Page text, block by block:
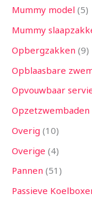
Mummy model 5
Mummy
Opbergzakken 9
Opblaasbare
Opvouwbaar
Opzetzwembaden
Overig 10
Overige 4
Pannen 51
Passieve